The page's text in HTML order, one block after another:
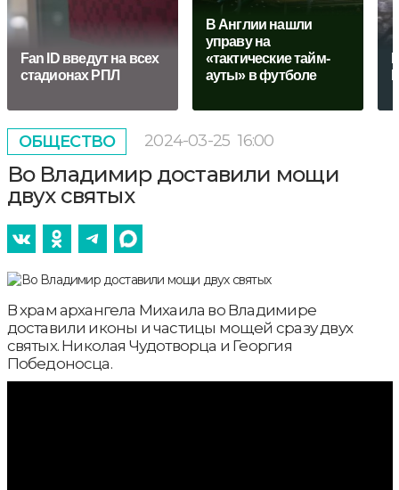
Fan ID введут на всех
стадионах РПЛ
В Англии нашли
управу на
«тактические тайм-
ауты» в футболе
ОБЩЕСТВО 2024-03-25 16:00
Во Владимир доставили мощи
двух святых
В храм архангела Михаила во Владимире
доставили иконы и частицы мощей сразу двух
святых. Николая Чудотворца и Георгия
Победоносца.